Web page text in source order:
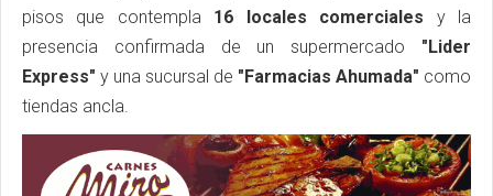
pisos que contempla 16 locales comerciales y la
presencia confirmada de un supermercado "Lider
Express" y una sucursal de "Farmacias Ahumada" como
tiendas ancla.